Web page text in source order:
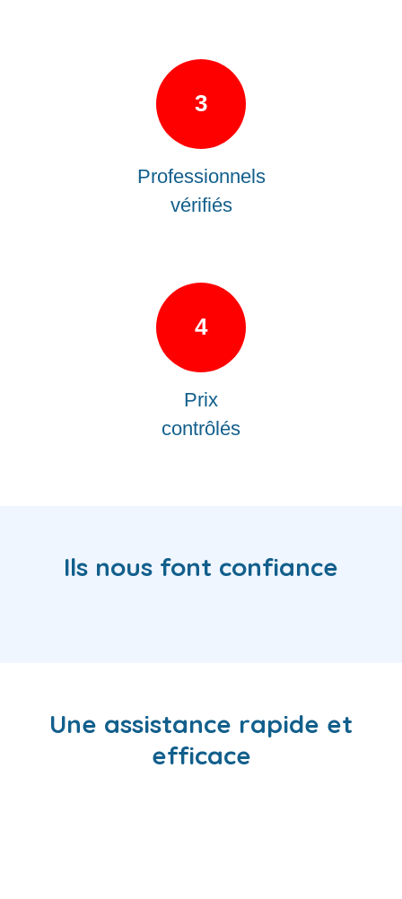
3
Professionnels
vérifiés
4
Prix
contrôlés
Ils nous font confiance
Une assistance rapide et
efficace